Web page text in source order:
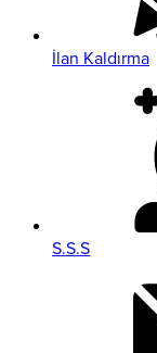
İlan Kaldırma
S.S.S